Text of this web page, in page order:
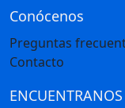
Conócenos
Preguntas
Contacto